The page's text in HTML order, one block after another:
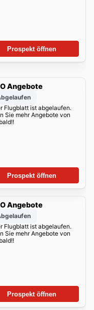
Prospekt öffnen
Angebote
Flugblatt ist abgelaufen.
Sie mehr Angebote von
Prospekt öffnen
Angebote
Flugblatt ist abgelaufen.
Sie mehr Angebote von
Prospekt öffnen